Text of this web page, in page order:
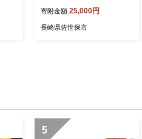
寄附金額 25,000円
長崎県佐世保市
5